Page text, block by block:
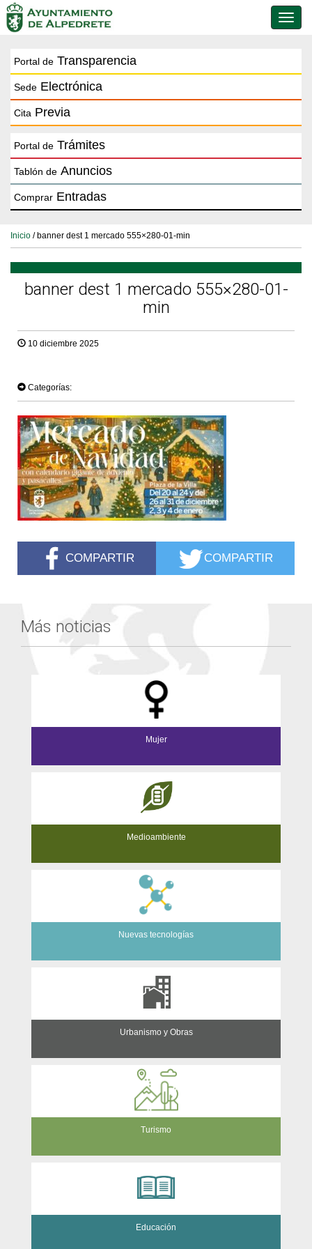
de
Portal de Transparencia
Sede Electrónica
Cita Previa
Portal de Trámites
Tablón de Anuncios
Comprar Entradas
Inicio / banner dest 1 mercado 555×280-01-min
banner dest 1 mercado 555×280-01-
min
10 diciembre 2025
Categorías:
COMPARTIR COMPARTIR
Más noticias
Mujer
Medioambiente
Nuevas tecnologías
Urbanismo y Obras
Turismo
Educación